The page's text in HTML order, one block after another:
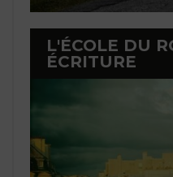
L'ÉCOLE DU
ÉCRITURE